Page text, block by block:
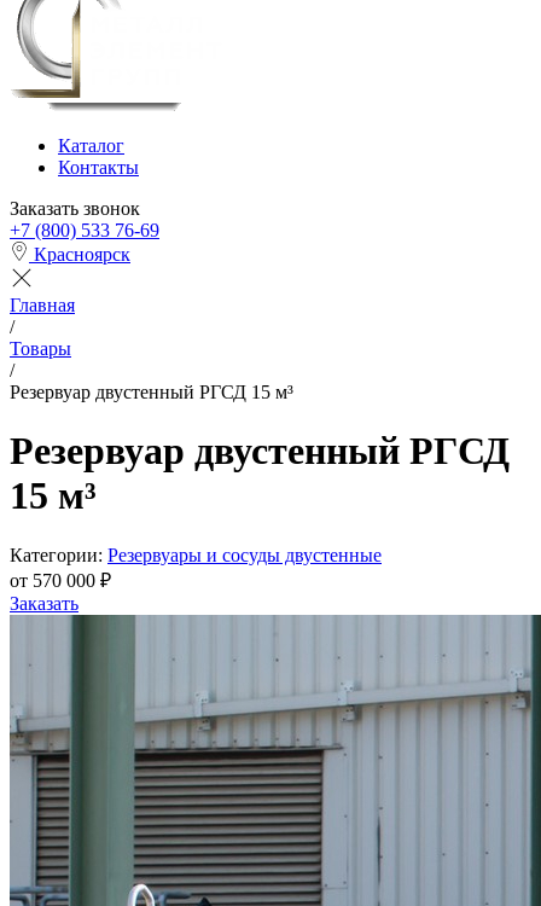
Каталог
Контакты
Заказать звонок
+7 (800) 533 76-69
Красноярск
Главная
/
Товары
/
Резервуар двустенный РГСД 15 м³
Резервуар двустенный РГСД
15 м³
Категории: Резервуары и сосуды двустенные
от 570 000 ₽
Заказать